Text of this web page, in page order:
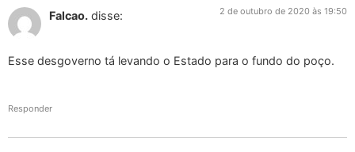
Falcao. disse: 2 de outubro de 2020 às 19:50
Esse desgoverno tá levando o Estado para o fundo do poço.
Responder